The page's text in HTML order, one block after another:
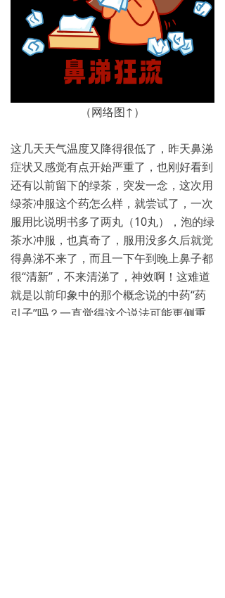
（网络图↑）
这几天天气温度又降得很低了，昨天鼻涕
症状又感觉有点开始严重了，也刚好看到
还有以前留下的绿茶，突发一念，这次用
绿茶冲服这个药怎么样，就尝试了，一次
服用比说明书多了两丸（10丸），泡的绿
茶水冲服，也真奇了，服用没多久后就觉
得鼻涕不来了，而且一下午到晚上鼻子都
很“清新”，不来清涕了，神效啊！这难道
就是以前印象中的那个概念说的中药“药
引子”吗？一直觉得这个说法可能更侧重